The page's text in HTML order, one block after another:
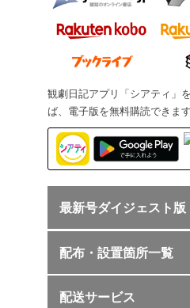
観劇日記アプリ「シアティ」
ば、電子版を無料購読できます
最新号ダイジェスト版
配布・設置箇所一覧
配送サービス